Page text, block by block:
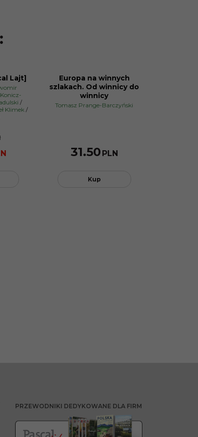
Lajt]
/
Klimek /
Europa na winnych
szlakach. Od winnicy do
winnicy
Tomasz Prange-Barczyński
31.50 PLN
Kup
PRZEWODNIKI DEDYKOWANE DLA FIRM